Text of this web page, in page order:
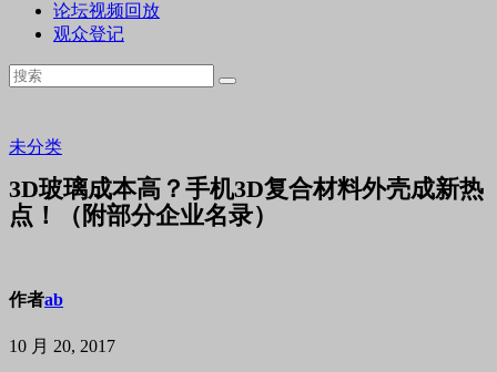
论坛视频回放
观众登记
未分类
3D玻璃成本高？手机3D复合材料外壳成新热
点！（附部分企业名录）
作者ab
10 月 20, 2017